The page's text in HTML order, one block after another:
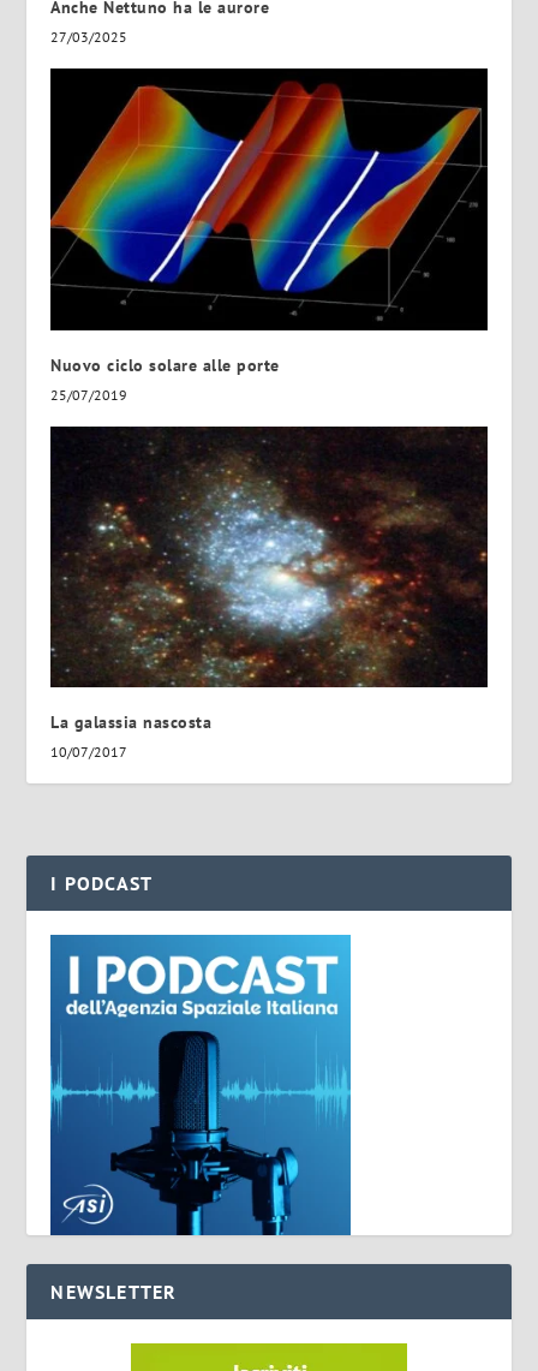
Anche Nettuno ha le aurore
27/03/2025
Nuovo ciclo solare alle porte
25/07/2019
La galassia nascosta
10/07/2017
I PODCAST
NEWSLETTER